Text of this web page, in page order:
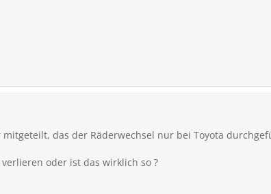
das der Räderwechsel nur bei Toyota
oder ist das wirklich so ?